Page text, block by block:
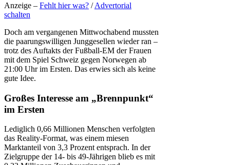
Anzeige – Fehlt hier was? /Advertorial
schalten
Doch am vergangenen Mittwochabend mussten
die paarungswilligen Junggesellen wieder ran –
trotz des Auftakts der Fußball-EM der Frauen
mit dem Spiel Schweiz gegen Norwegen ab
21:00 Uhr im Ersten. Das erwies sich als keine
gute Idee.
Großes Interesse am „Brennpunkt“
im Ersten
Lediglich 0,66 Millionen Menschen verfolgten
das Reality-Format, was einem miesen
Marktanteil von 3,3 Prozent entsprach. In der
Zielgruppe der 14- bis 49-Jährigen blieb es mit